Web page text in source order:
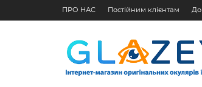
ПРО НАС Постійним клієнтам